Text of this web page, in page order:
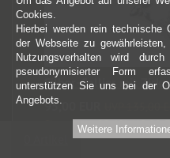
Silber-Collier mit
95,00 EUR
Sie sparen 29.6% (40,00
Cookies.
Hierbei werden rein
der Webseite zu
Nutzungsverhalten wird
pseudonymisierter Form
unterstützen Sie uns bei der
Angebots.
Weitere